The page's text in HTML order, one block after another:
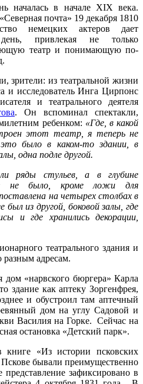
началась в начале XIX века.
почта» 19 декабря 1810
немецких актеров дает
привлекая не только
театр и понимающую по-
зрители: из театральной жизни
и исследователь Инга Цирпонс
и театрального деятеля
. Он вспоминал спектакли,
ребенком: «Где, в какой
этот театр, я теперь не
было в каком-то здании, в
одна подле другой.
ряды стульев, а в глубине
не было, кроме ложи для
на четырех столбах в
был из другой, боковой залы, где
и где хранились декорации,
театрального здания и
разным адресам.
«нарвского бюргера» Карла
здание как аптеку Зоргенфрея,
и обустроил там аптечный
дом на углу Садовой и
Василия на Горке. Сейчас на
остановка «Детский парк».
«Из истории псковских
Пскове бывали преимущественно
зафиксировано в